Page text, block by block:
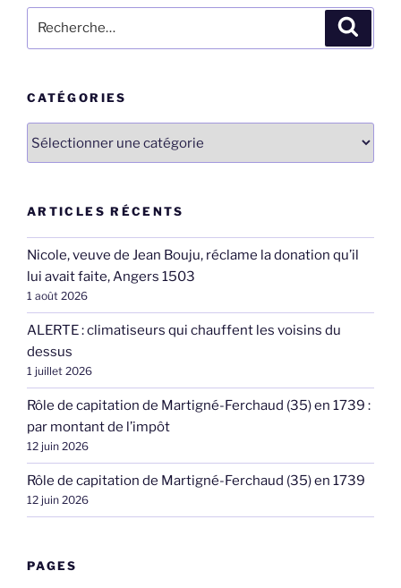
pour
CATÉGORIES
ARTICLES RÉCENTS
Nicole, veuve de Jean Bouju, réclame la donation qu’il
lui avait faite, Angers 1503
1 août 2026
ALERTE : climatiseurs qui chauffent les voisins du
dessus
1 juillet 2026
Rôle de capitation de Martigné-Ferchaud (35) en 1739 :
par montant de l’impôt
12 juin 2026
Rôle de capitation de Martigné-Ferchaud (35) en 1739
12 juin 2026
PAGES